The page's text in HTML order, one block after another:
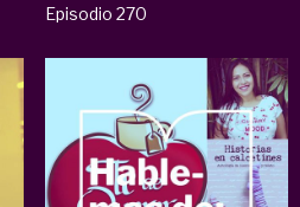
Episodio 270